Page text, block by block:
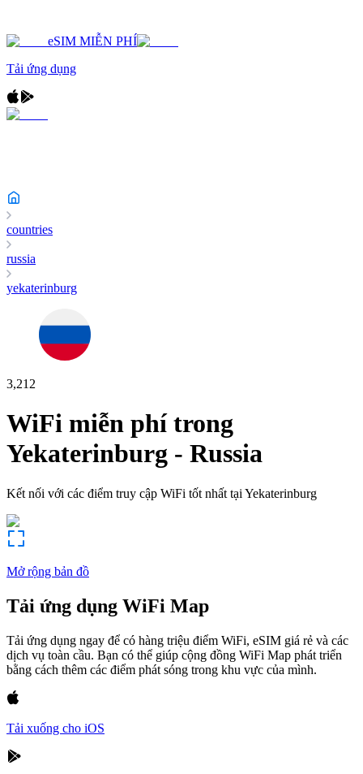
eSIM MIỄN PHÍ
Tải ứng dụng
countries
russia
yekaterinburg
3,212
WiFi miễn phí trong
Yekaterinburg - Russia
Kết nối với các điểm truy cập WiFi tốt nhất tại Yekaterinburg
Mở rộng bản đồ
Tải ứng dụng WiFi Map
Tải ứng dụng ngay để có hàng triệu điểm WiFi, eSIM giá rẻ và các
dịch vụ toàn cầu. Bạn có thể giúp cộng đồng WiFi Map phát triển
bằng cách thêm các điểm phát sóng trong khu vực của mình.
Tải xuống cho iOS